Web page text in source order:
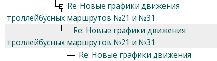
Re: Новые графики движения
троллейбусных маршрутов №21 и №31
Re: Новые графики движения
троллейбусных маршрутов №21 и №31
Re: Новые графики движения